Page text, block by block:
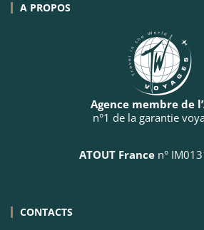
A PROPOS
Agence membre de
n°1 de la garantie
ATOUT Francen°
CONTACTS